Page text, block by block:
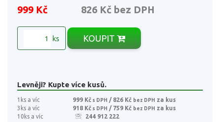
999 Kč 826 Kč bez DPH
ks KOUPIT
Levněji? Kupte více kusů.
1ks a víc 999 Kč s DPH / 826 Kč bez DPH za kus
3ks a víc
918 Kč s DPH / 759 Kč bez DPH za kus
10ks a víc
244 912 222